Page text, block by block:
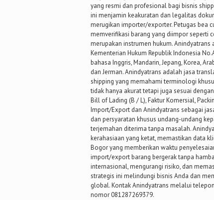
yang resmi dan profesional bagi bisnis
ini menjamin keakuratan dan legalitas
merugikan importer/exporter. Petugas bea
memverifikasi barang yang diimpor seperti
merupakan instrumen hukum.
Kementerian Hukum Republik Indonesia
bahasa Inggris, Mandarin, Jepang, Korea,
dan Jerman. Anindyatrans adalah jasa
shipping yang memahami terminologi
tidak hanya akurat tetapi juga sesuai
Bill of Lading (B / L), Faktur Komersial,
Import/Export dan Anindyatrans sebagai
dan persyaratan khusus undang-undang
terjemahan diterima tanpa masalah.
kerahasiaan yang ketat, memastikan data
Bogor yang memberikan waktu
import/export barang bergerak tanpa
internasional, mengurangi risiko, dan
strategis ini melindungi bisnis Anda dan
global. Kontak Anindyatrans melalui
nomor 081287269379.